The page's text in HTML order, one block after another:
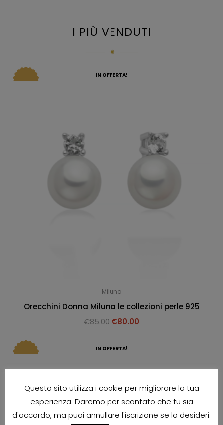
I PIÙ VENDUTI
IN OFFERTA!
Miluna
Orecchini Donna Miluna le collezioni perle 925
€85.00 €80.00
IN OFFERTA!
Questo sito utilizza i cookie per migliorare la tua
esperienza. Daremo per scontato che tu sia
d'accordo, ma puoi annullare l'iscrizione se lo desideri.